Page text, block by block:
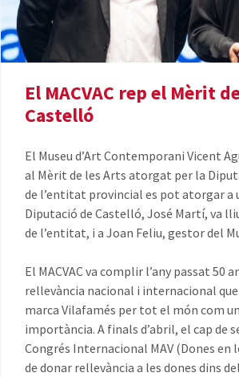
El MACVAC rep el Mèrit
Castelló
El Museu d’Art Contemporani Vicent
al Mèrit de les Arts atorgat per la
de l’entitat provincial es pot atorgar a
Diputació de Castelló, José Martí, va
de l’entitat, i a Joan Feliu, gestor del
El MACVACva complir l’any passat50
rellevància nacional i internacional
marca Vilafamés per tot el món com
importància. A finals d’abril, el cap de
Congrés Internacional MAV (Dones en
de donar rellevància a les dones dins